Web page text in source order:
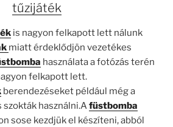
tűzijáték
is nagyon felkapott lett nálunk
miatt érdeklődjön vezetékes
használata a fotózás terén
felkapott lett.
berendezéseket például még a
használni.Afüstbomba
sose kezdjük el készíteni, abból